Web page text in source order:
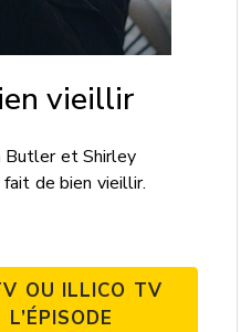
vieillir
Butler et Shirley
de bien vieillir.
OU ILLICO TV